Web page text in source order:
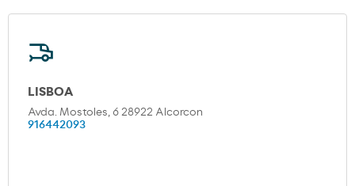
LISBOA
Avda. Mostoles, 6 28922 Alcorcon
916442093